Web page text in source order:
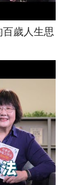
百歲人生思